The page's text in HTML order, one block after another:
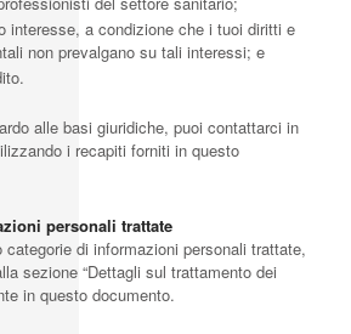
interesse, a condizione che i tuoi diritti e
non prevalgano su tali interessi; e
alle basi giuridiche, puoi contattarci in
i recapiti forniti in questo
personali trattate
categorie di informazioni personali trattate,
sezione “Dettagli sul trattamento dei
in questo documento.